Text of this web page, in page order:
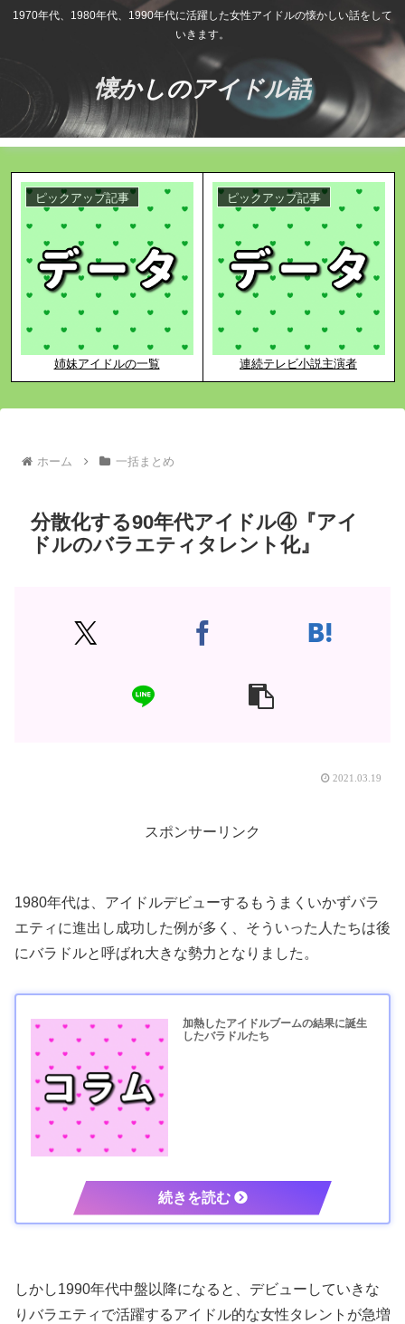
1970年代、1980年代、1990年代に活躍した女性アイドルの懐かしい話をして
いきます。
懐かしのアイドル話
ピックアップ記事
姉妹アイドルの一覧
ピックアップ記事
連続テレビ小説主演者
ホーム 一括まとめ
分散化する90年代アイドル④『アイ
ドルのバラエティタレント化』
2021.03.19
スポンサーリンク
1980年代は、アイドルデビューするもうまくいかずバラ
エティに進出し成功した例が多く、そういった人たちは後
にバラドルと呼ばれ大きな勢力となりました。
加熱したアイドルブームの結果に誕生
したバラドルたち
しかし1990年代中盤以降になると、デビューしていきな
りバラエティで活躍するアイドル的な女性タレントが急増